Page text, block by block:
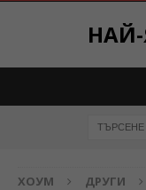
ХОУМ ДРУГИ